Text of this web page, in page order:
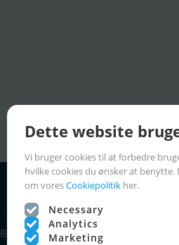
Bådforhandlere Sejlerlinks
Dette website
Vi bruger cookies til at forbedre
hvilke cookies du ønsker at benytte.
om voresCookiepolitik her.
Necessary
Analytics
Marketing